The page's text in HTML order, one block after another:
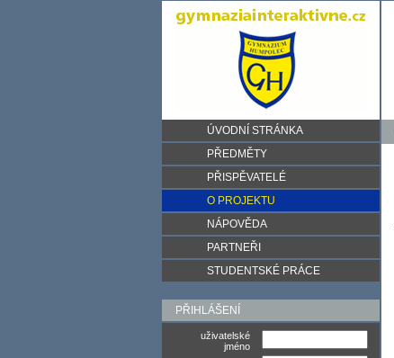
ÚVODNÍ STRÁNKA
PŘEDMĚTY
PŘISPĚVATELÉ
O PROJEKTU
NÁPOVĚDA
PARTNEŘI
STUDENTSKÉ PRÁCE
PŘIHLÁŠENÍ
uživatelské
jméno